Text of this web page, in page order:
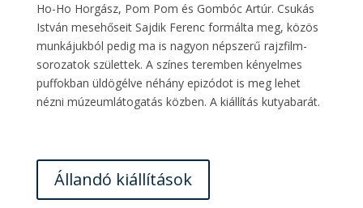
Ho-Ho Horgász, Pom Pom és Gombóc Artúr. Csukás
István mesehőseit Sajdik Ferenc formálta meg, közös
munkájukból pedig ma is nagyon népszerű rajzfilm-
sorozatok születtek. A színes teremben kényelmes
puffokban üldögélve néhány epizódot is meg lehet
nézni múzeumlátogatás közben. A kiállítás kutyabarát.
Állandó kiállítások